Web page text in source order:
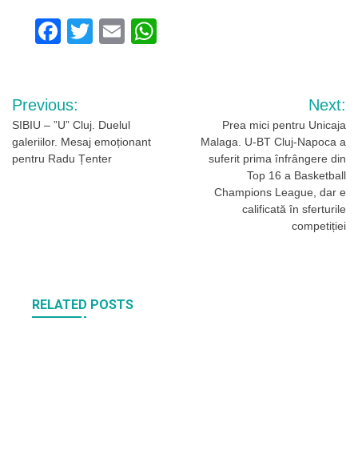
Facebook
TwitterEmail
Navigare
în
articole
Previous:
SIBIU – ”U” Cluj. Duelul
galeriilor. Mesaj emoționant
pentru Radu Țenter
Next:
Prea mici pentru Unicaja
Malaga. U-BT Cluj-Napoca a
suferit prima înfrângere din
Top 16 a Basketball
Champions League, dar e
calificată în sferturile
competiției
RELATED POSTS